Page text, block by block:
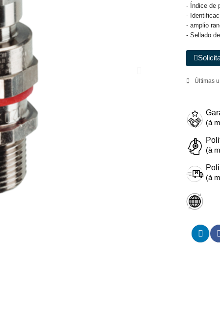
- Índice de
-
- amplio
- Sellado
Últimas
(à
(à
(à